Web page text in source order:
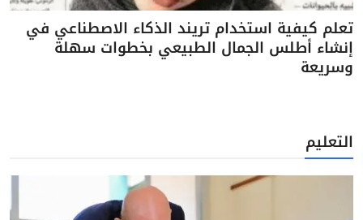
تعلم كيفية استخدام تريند الذكاء الاصطناعي في
إنشاء أطلس الجمال الطبيعي بخطوات سهلة
وسريعة
التعليم